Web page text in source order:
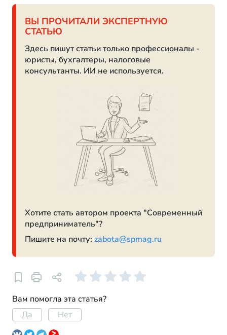
ВЫ ПРОЧИТАЛИ ЭКСПЕРТНУЮ
СТАТЬЮ
Здесь пишут статьи только профессионалы -
юристы, бухгалтеры, налоговые
консультанты. ИИ не используется.
Хотите стать автором проекта "Современный
предприниматель"?
Пишите на почту: zabota@spmag.ru
Вам помогла эта статья?
Да
Нет